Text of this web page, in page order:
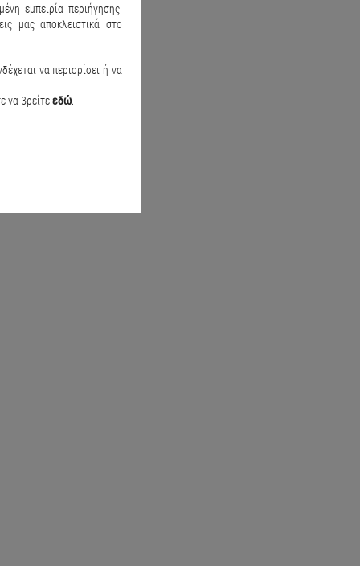
Speed action Μπλε
εμπειρία περιήγησης.
μας αποκλειστικά στο
να περιορίσει ή να
να βρείτεεδώ.